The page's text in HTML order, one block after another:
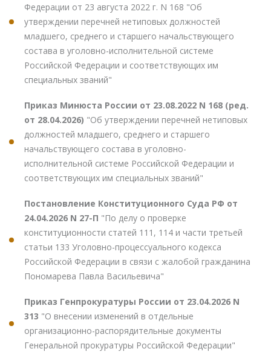
Федерации от 23 августа 2022 г. N 168 "Об
утверждении перечней нетиповых должностей
младшего, среднего и старшего начальствующего
состава в уголовно-исполнительной системе
Российской Федерации и соответствующих им
специальных званий"
Приказ Минюста России от 23.08.2022 N 168 (ред.
от 28.04.2026) "Об утверждении перечней нетиповых
должностей младшего, среднего и старшего
начальствующего состава в уголовно-
исполнительной системе Российской Федерации и
соответствующих им специальных званий"
Постановление Конституционного Суда РФ от
24.04.2026 N 27-П "По делу о проверке
конституционности статей 111, 114 и части третьей
статьи 133 Уголовно-процессуального кодекса
Российской Федерации в связи с жалобой гражданина
Пономарева Павла Васильевича"
Приказ Генпрокуратуры России от 23.04.2026 N
313 "О внесении изменений в отдельные
организационно-распорядительные документы
Генеральной прокуратуры Российской Федерации"